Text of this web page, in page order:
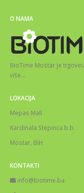
O NAMA
BioTime Mostar je
više…
LOKACIJA
Mepas Mall
Kardinala Stepinca b.b.
Mostar, BiH
KONTAKTI
info@biotime.ba